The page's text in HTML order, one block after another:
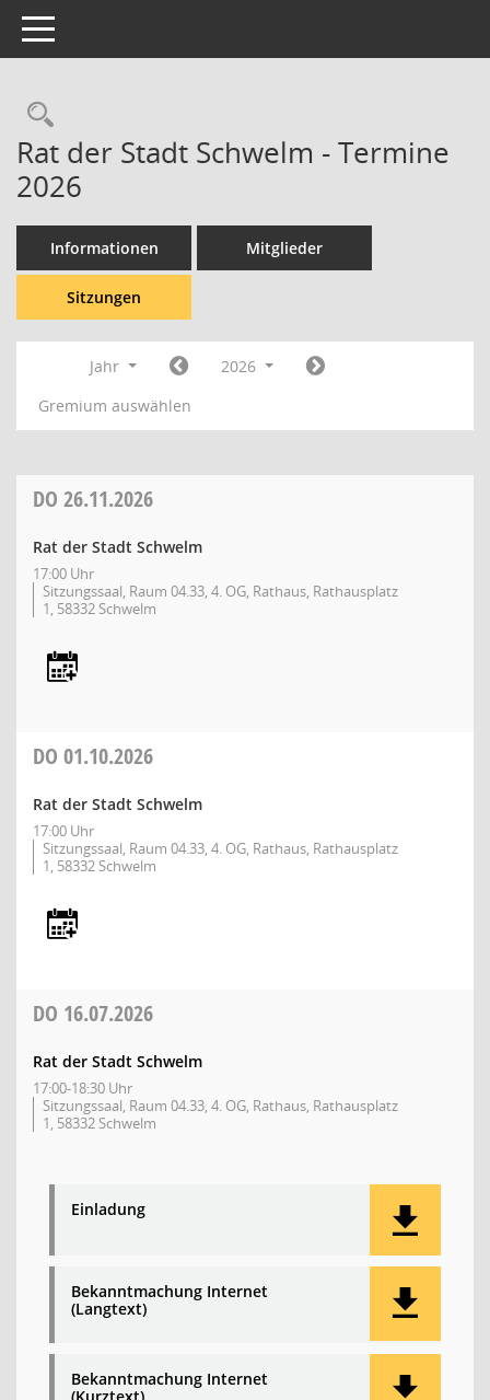
Toggle navigation
Rechercheauswahl
Rat der Stadt Schwelm - Termine
2026
Informationen Mitglieder
Sitzungen
Jahr
2026
Gremium auswählen
DO 26.11.2026
Rat der Stadt Schwelm
17:00 Uhr
Sitzungssaal, Raum 04.33, 4. OG, Rathaus, Rathausplatz
1, 58332 Schwelm
DO 01.10.2026
Rat der Stadt Schwelm
17:00 Uhr
Sitzungssaal, Raum 04.33, 4. OG, Rathaus, Rathausplatz
1, 58332 Schwelm
DO 16.07.2026
Rat der Stadt Schwelm
17:00-18:30 Uhr
Sitzungssaal, Raum 04.33, 4. OG, Rathaus, Rathausplatz
1, 58332 Schwelm
Einladung
Bekanntmachung Internet
(Langtext)
Bekanntmachung Internet